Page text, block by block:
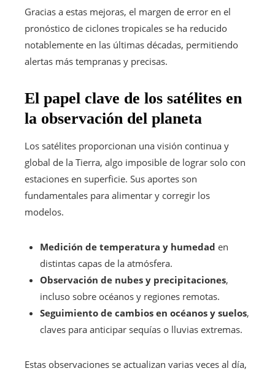
Gracias a estas mejoras, el margen de error en el
pronóstico de ciclones tropicales se ha reducido
notablemente en las últimas décadas, permitiendo
alertas más tempranas y precisas.
El papel clave de los satélites en
la observación del planeta
Los satélites proporcionan una visión continua y
global de la Tierra, algo imposible de lograr solo con
estaciones en superficie. Sus aportes son
fundamentales para alimentar y corregir los
modelos.
Medición de temperatura y humedad en
distintas capas de la atmósfera.
Observación de nubes y precipitaciones,
incluso sobre océanos y regiones remotas.
Seguimiento de cambios en océanos y suelos,
claves para anticipar sequías o lluvias extremas.
Estas observaciones se actualizan varias veces al día,